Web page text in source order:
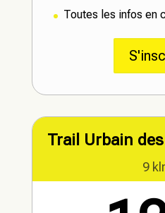
Toutes les infos en
Trail Urbain
9